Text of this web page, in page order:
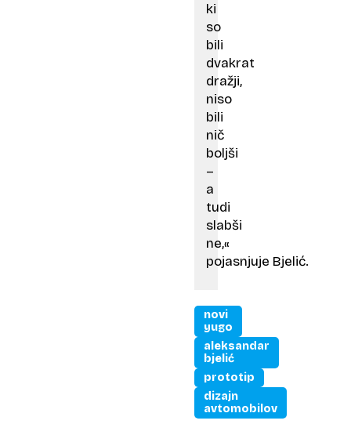
ki
so
bili
dvakrat
dražji,
niso
bili
nič
boljši
–
a
tudi
slabši
ne,«
pojasnjuje Bjelić.
novi
yugo
aleksandar
bjelić
prototip
dizajn
avtomobilov